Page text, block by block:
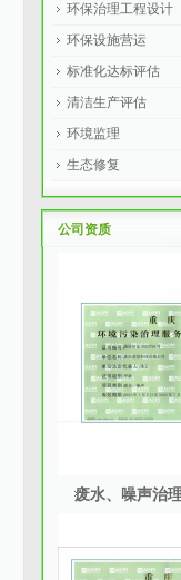
环保治理工程设计
环保设施营运
标准化达标评估
清洁生产评估
环境监理
生态修复
公司资
废水、噪声治